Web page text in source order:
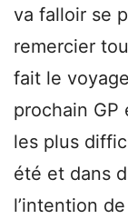
va falloir se
remercier
fait le
prochain GP
les plus
été et dans
l’intention